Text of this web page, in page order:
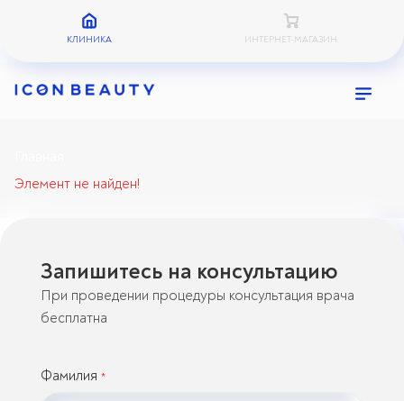
КЛИНИКА ИНТЕРНЕТ-МАГАЗИН
Элемент не найден!
Запишитесь на консультацию
При проведении процедуры консультация врача
бесплатна
Фамилия *